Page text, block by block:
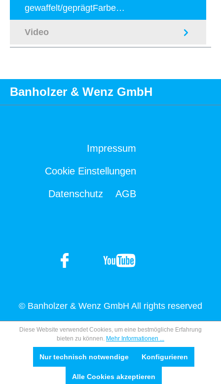
gewaffelt/geprägtFarbe…
Video
Banholzer & Wenz GmbH
Impressum
Cookie Einstellungen
Datenschutz AGB
© Banholzer & Wenz GmbH All rights reserved
Diese Website verwendet Cookies, um eine bestmögliche Erfahrung
bieten zu können. Mehr Informationen ...
Nur technisch notwendige Konfigurieren
Alle Cookies akzeptieren